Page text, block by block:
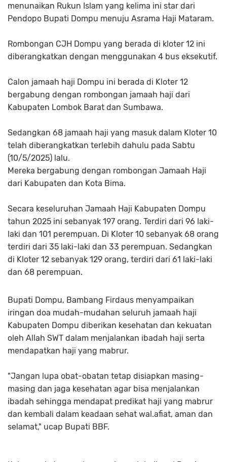
menunaikan Rukun Islam yang kelima ini star dari
Pendopo Bupati Dompu menuju Asrama Haji Mataram.
Rombongan CJH Dompu yang berada di kloter 12 ini
diberangkatkan dengan menggunakan 4 bus eksekutif.
Calon jamaah haji Dompu ini berada di Kloter 12
bergabung dengan rombongan jamaah haji dari
Kabupaten Lombok Barat dan Sumbawa.
Sedangkan 68 jamaah haji yang masuk dalam Kloter 10
telah diberangkatkan terlebih dahulu pada Sabtu
(10/5/2025) lalu.
Mereka bergabung dengan rombongan Jamaah Haji
dari Kabupaten dan Kota Bima.
Secara keseluruhan Jamaah Haji Kabupaten Dompu
tahun 2025 ini sebanyak 197 orang. Terdiri dari 96 laki-
laki dan 101 perempuan. Di Kloter 10 sebanyak 68 orang
terdiri dari 35 laki-laki dan 33 perempuan. Sedangkan
di Kloter 12 sebanyak 129 orang, terdiri dari 61 laki-laki
dan 68 perempuan.
Bupati Dompu, Bambang Firdaus menyampaikan
iringan doa mudah-mudahan seluruh jamaah haji
Kabupaten Dompu diberikan kesehatan dan kekuatan
oleh Allah SWT dalam menjalankan ibadah haji serta
mendapatkan haji yang mabrur.
"Jangan lupa obat-obatan tetap disiapkan masing-
masing dan jaga kesehatan agar bisa menjalankan
ibadah sehingga mendapat predikat haji yang mabrur
dan kembali dalam keadaan sehat wal.afiat, aman dan
selamat," ucap Bupati BBF.